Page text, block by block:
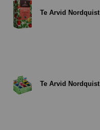
Te Arvid
Te Arvid